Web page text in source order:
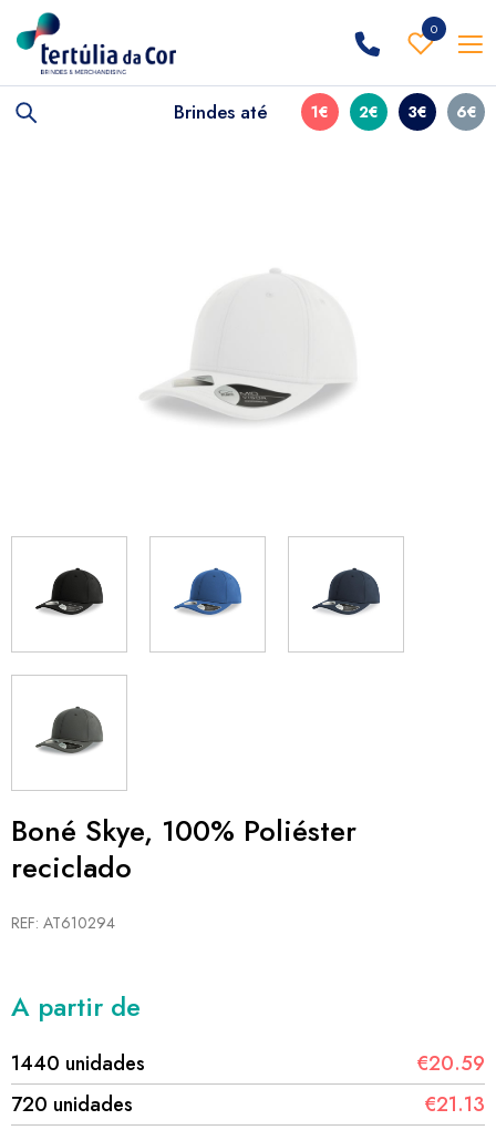
0
Brindes até 1€ 2€ 3€ 6€
Boné Skye, 100% Poliéster
reciclado
REF: AT610294
A partir de
1440 unidades
€20.59
720 unidades
€21.13